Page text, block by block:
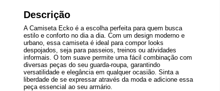
Descrição
A Camiseta Ecko é a escolha perfeita para quem busca
estilo e conforto no dia a dia. Com um design moderno e
urbano, essa camiseta é ideal para compor looks
despojados, seja para passeios, treinos ou atividades
informais. O tom suave permite uma fácil combinação com
diversas peças do seu guarda-roupa, garantindo
versatilidade e elegância em qualquer ocasião. Sinta a
liberdade de se expressar através da moda e adicione essa
peça essencial ao seu armário.